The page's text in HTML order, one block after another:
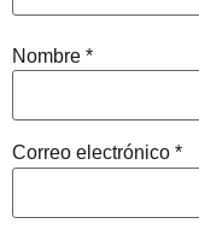
Nombre *
Correo electrónico *